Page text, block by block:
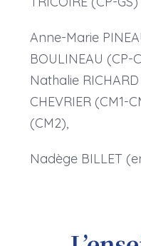
Anne-Marie
BOULINEAU (CP-
Nathalie
CHEVRIER (CM1-
(CM2),
Nadège BILLET